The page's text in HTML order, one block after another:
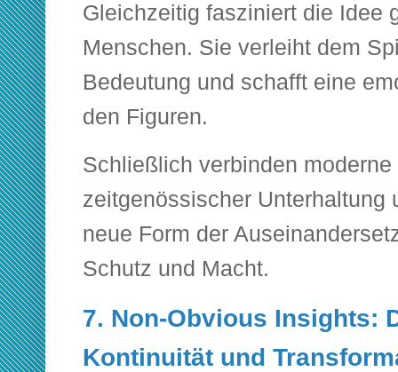
Gleichzeitig fasziniert die Idee
Menschen. Sie verleiht dem
Bedeutung und schafft eine
den Figuren.
Schließlich verbinden
zeitgenössischer Unterhaltung
neue Form der
Schutz und Macht.
7. Non-Obvious Insights:
Kontinuität und